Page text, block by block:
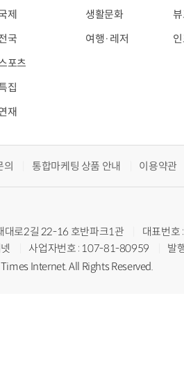
제
국
포츠
집
재
생활문화
여행·레저
의 통합마케팅 상품 안내 이용약관
대로2길 22-16 호반파크1관
대표번
사업자번호 : 107-81-80959
발
Internet. All Rights Reserved.